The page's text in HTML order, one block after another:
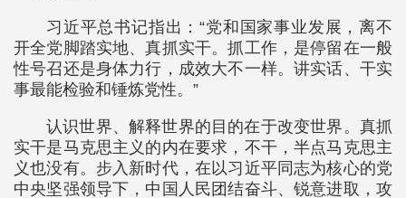
习近平总书记指出：“党和国家事业发展，离不
开全党脚踏实地、真抓实干。抓工作，是停留在一般
性号召还是身体力行，成效大不一样。讲实话、干实
事最能检验和锤炼党性。”
认识世界、解释世界的目的在于改变世界。真抓
实干是马克思主义的内在要求，不干，半点马克思主
义也没有。步入新时代，在以习近平同志为核心的党
中央坚强领导下，中国人民团结奋斗、锐意进取，攻